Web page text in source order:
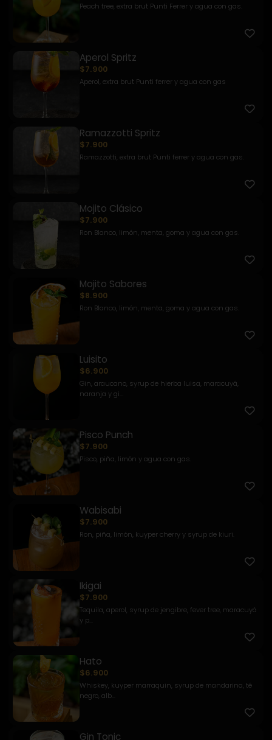
Peach tree, extra brut Punti Ferrer y agua con gas.
Aperol Spritz
$7.900
Aperol, extra brut Punti ferrer y agua con gas
Ramazzotti Spritz
$7.900
Ramazzotti, extra brut Punti ferrer y agua con gas.
Mojito Clásico
$7.900
Ron Blanco, limón, menta, goma y agua con gas.
Mojito Sabores
$8.900
Ron Blanco, limón, menta, goma y agua con gas.
Luisito
$6.900
Gin, araucano, syrup de hierba luisa, maracuyá,
naranja y gi...
Pisco Punch
$7.900
Pisco, piña, limón y agua con gas.
Wabisabi
$7.900
Ron, piña, limón, kuyper cherry y syrup de kiuri.
Ikigai
$7.900
Tequila, aperol, syrup de jengibre, fever tree, maracuyá
y p...
Hato
$6.900
Whiskey, kuyper marraquin, syrup de mandarina, té
negro, alb...
Gin Tonic